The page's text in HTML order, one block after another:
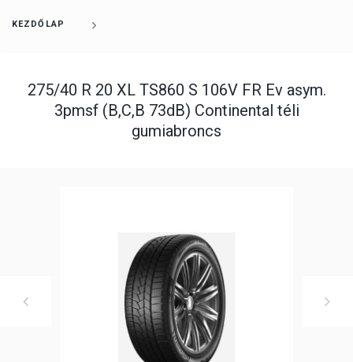
KEZDŐLAP
275/40 R 20 XL TS860 S 106V FR Ev asym.
3pmsf (B,C,B 73dB) Continental téli
gumiabroncs